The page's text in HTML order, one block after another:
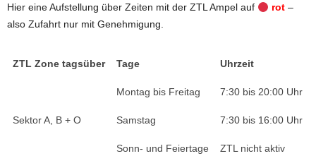
Hier eine Aufstellung über Zeiten mit der ZTL Ampel auf rot –
also Zufahrt nur mit Genehmigung.
ZTL Zone tagsüber Tage Uhrzeit
Sektor A, B + O
Montag bis Freitag 7:30 bis 20:00 Uhr
Samstag 7:30 bis 16:00 Uhr
Sonn- und Feiertage ZTL nicht aktiv